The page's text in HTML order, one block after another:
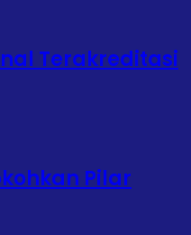
Terakreditasi
Pilar